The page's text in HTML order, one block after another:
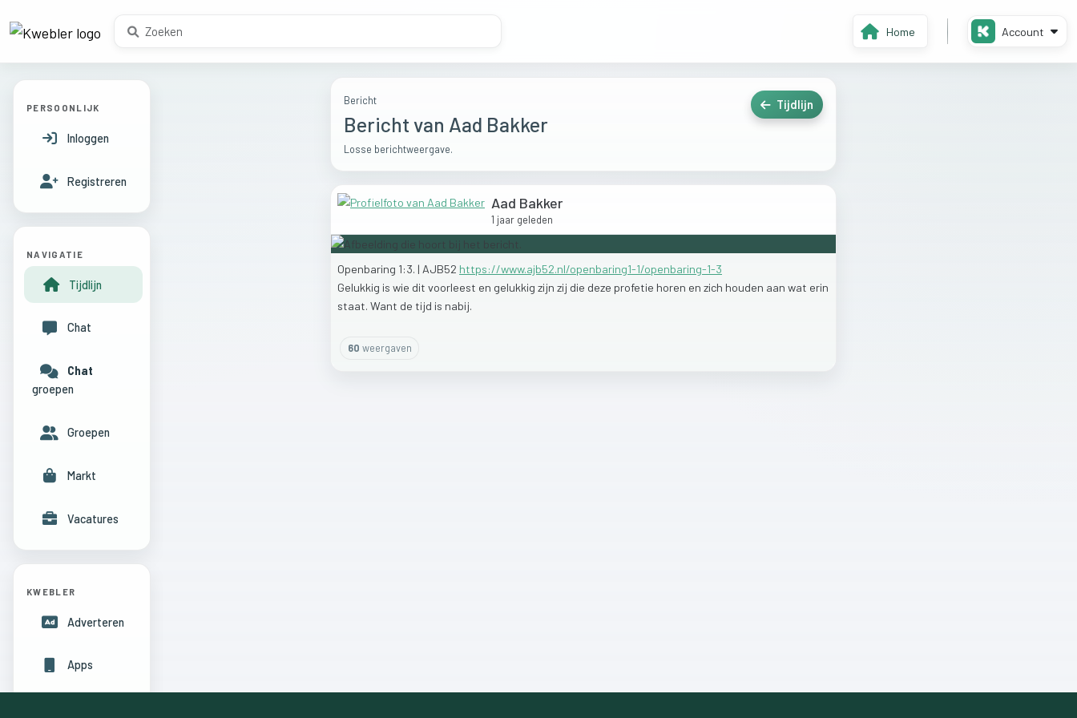
Home Account
Bericht
Bericht van Aad Bakker
Losse berichtweergave.
Tijdlijn
Aad Bakker
1 jaar geleden
Openbaring 1:3. | AJB52 https://www.ajb52.nl/openbaring1-1/openbaring-1-3
Gelukkig is wie dit voorleest en gelukkig zijn zij die deze profetie horen en zich houden aan wat erin
staat. Want de tijd is nabij.
60 weergaven
PERSOONLIJK
Inloggen
Registreren
NAVIGATIE
Tijdlijn
Chat
Chat
groepen
Groepen
Markt
Vacatures
KWEBLER
Adverteren
Apps